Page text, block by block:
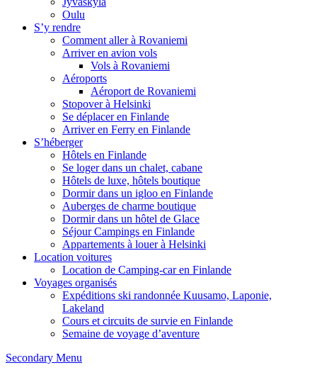
Oulu
S’y rendre
Comment aller à Rovaniemi
Arriver en avion vols
Vols à Rovaniemi
Aéroports
Aéroport de Rovaniemi
Stopover à Helsinki
Se déplacer en Finlande
Arriver en Ferry en Finlande
S’héberger
Hôtels en Finlande
Se loger dans un chalet, cabane
Hôtels de luxe, hôtels boutique
Dormir dans un igloo en Finlande
Auberges de charme boutique
Dormir dans un hôtel de Glace
Séjour Campings en Finlande
Appartements à louer à Helsinki
Location voitures
Location de Camping-car en Finlande
Voyages organisés
Expéditions ski randonnée Kuusamo, Laponie,
Lakeland
Cours et circuits de survie en Finlande
Semaine de voyage d’aventure
Secondary Menu